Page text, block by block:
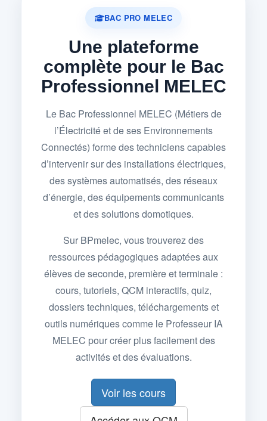
BAC PRO MELEC
Une plateforme
complète pour le Bac
Professionnel MELEC
Le Bac Professionnel MELEC (Métiers de
l’Électricité et de ses Environnements
Connectés) forme des techniciens capables
d’intervenir sur des installations électriques,
des systèmes automatisés, des réseaux
d’énergie, des équipements communicants
et des solutions domotiques.
Sur BPmelec, vous trouverez des
ressources pédagogiques adaptées aux
élèves de seconde, première et terminale :
cours, tutoriels, QCM interactifs, quiz,
dossiers techniques, téléchargements et
outils numériques comme le Professeur IA
MELEC pour créer plus facilement des
activités et des évaluations.
Voir les cours